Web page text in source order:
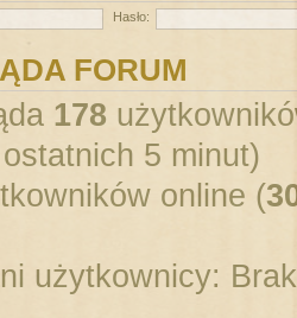
Hasło:
FORUM
178
5 minut)
online (
użytkownicy: